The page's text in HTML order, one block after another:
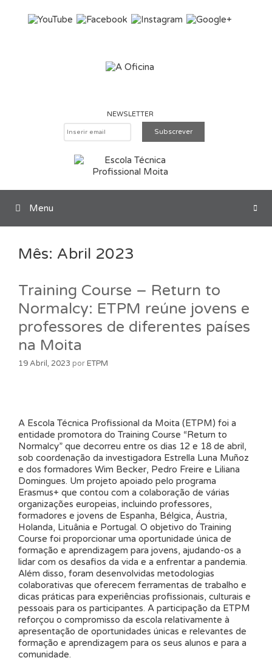
NEWSLETTER
Pesquisar
Menu
Mês: Abril 2023
Training Course – Return to
Normalcy: ETPM reúne jovens e
professores de diferentes países
na Moita
19 Abril, 2023 porETPM
A Escola Técnica Profissional da Moita (ETPM) foi a
entidade promotora do Training Course “Return to
Normalcy” que decorreu entre os dias 12 e 18 de abril,
sob coordenação da investigadora Estrella Luna Muñoz
e dos formadores Wim Becker, Pedro Freire e Liliana
Domingues. Um projeto apoiado pelo programa
Erasmus+ que contou com a colaboração de várias
organizações europeias, incluindo professores,
formadores e jovens de Espanha, Bélgica, Áustria,
Holanda, Lituânia e Portugal. O objetivo do Training
Course foi proporcionar uma oportunidade única de
formação e aprendizagem para jovens, ajudando-os a
lidar com os desafios da vida e a enfrentar a pandemia.
Além disso, foram desenvolvidas metodologias
colaborativas que oferecem ferramentas de trabalho e
dicas práticas para experiências profissionais, culturais e
pessoais para os participantes. A participação da ETPM
reforçou o compromisso da escola relativamente à
apresentação de oportunidades únicas e relevantes de
formação e aprendizagem para os seus alunos e para a
comunidade.